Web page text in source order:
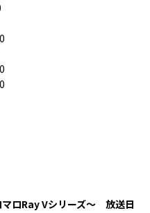
ロRay Vシリーズ～ 放送日